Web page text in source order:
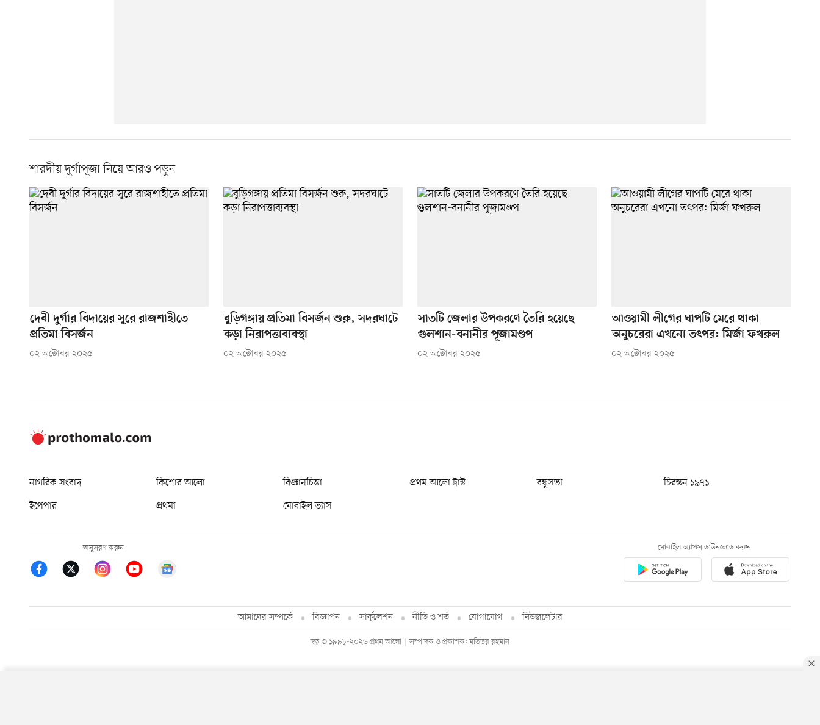
শারদীয় দুর্গাপূজা নিয়ে আরও পড়ুন
দেবী দুর্গার বিদায়ের সুরে রাজশাহীতে
প্রতিমা বিসর্জন
০২ অক্টোবর ২০২৫
বুড়িগঙ্গায় প্রতিমা বিসর্জন শুরু, সদরঘাটে
কড়া নিরাপত্তাব্যবস্থা
০২ অক্টোবর ২০২৫
সাতটি জেলার উপকরণে তৈরি হয়েছে
গুলশান-বনানীর পূজামণ্ডপ
০২ অক্টোবর ২০২৫
আওয়ামী লীগের ঘাপটি মেরে থাকা
অনুচরেরা এখনো তৎপর: মির্জা ফখরুল
০২ অক্টোবর ২০২৫
নাগরিক সংবাদ কিশোর আলো বিজ্ঞানচিন্তা প্রথম আলো ট্রাস্ট বন্ধুসভা
চিরন্তন ১৯৭১
ইপেপার
প্রথমা মোবাইল ভ্যাস
অনুসরণ করুন মোবাইল অ্যাপস ডাউনলোড করুন
আমাদের সম্পর্কে বিজ্ঞাপন সার্কুলেশন নীতি ও শর্ত যোগাযোগ নিউজলেটার
স্বত্ব © ১৯৯৮-২০২৬ প্রথম আলো সম্পাদক ও প্রকাশক: মতিউর রহমান